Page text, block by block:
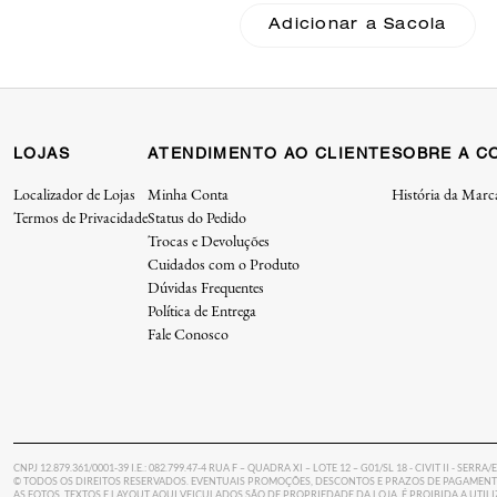
Adicionar a Sacola
LOJAS
Localizador de Lojas
Termos de Privacidade
ATENDIMENTO AO CLIENTE
Minha Conta
Status do Pedido
Trocas e Devoluções
Cuidados com o Produto
Dúvidas Frequentes
Política de Entrega
Fale Conosco
SOBRE A
História da
CNPJ 12.879.361/0001-39 I.E.: 082.799.47-4 RUA F – QUADRA XI – LOTE 12 – G01/SL 18 - CIVIT II - SERRA/
© TODOS OS DIREITOS RESERVADOS. EVENTUAIS PROMOÇÕES, DESCONTOS E PRAZOS DE
AS FOTOS, TEXTOS E LAYOUT AQUI VEICULADOS SÃO DE PROPRIEDADE DA LOJA. É PROIBIDA A